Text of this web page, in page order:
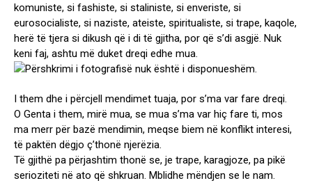
komuniste, si fashiste, si staliniste, si enveriste, si
eurosocialiste, si naziste, ateiste, spiritualiste, si trape, kaqole,
herë të tjera si dikush që i di të gjitha, por që s’di asgjë. Nuk
keni faj, ashtu më duket dreqi edhe mua.
I them dhe i përcjell mendimet tuaja, por s’ma var fare dreqi.
O Genta i them, mirë mua, se mua s’ma var hiç fare ti, mos
ma merr për bazë mendimin, meqse biem në konflikt interesi,
të paktën dëgjo ç’thonë njerëzia.
Të gjithë pa përjashtim thonë se, je trape, karagjoze, pa pikë
serioziteti në ato që shkruan. Mblidhe mëndjen se le nam.